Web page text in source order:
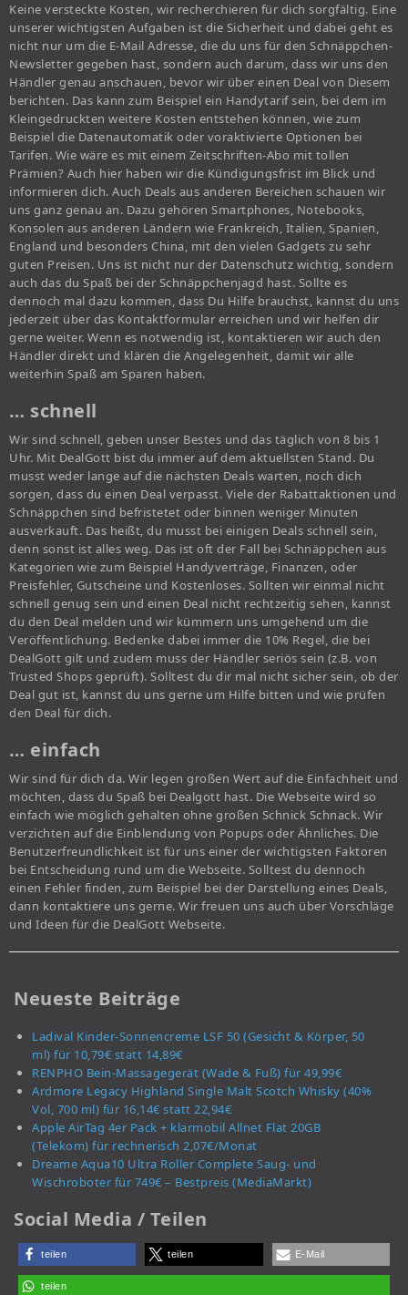
Keine versteckte Kosten, wir recherchieren für dich sorgfältig. Eine
unserer wichtigsten Aufgaben ist die Sicherheit und dabei geht es
nicht nur um die E-Mail Adresse, die du uns für den Schnäppchen-
Newsletter gegeben hast, sondern auch darum, dass wir uns den
Händler genau anschauen, bevor wir über einen Deal von Diesem
berichten. Das kann zum Beispiel ein Handytarif sein, bei dem im
Kleingedruckten weitere Kosten entstehen können, wie zum
Beispiel die Datenautomatik oder voraktivierte Optionen bei
Tarifen. Wie wäre es mit einem Zeitschriften-Abo mit tollen
Prämien? Auch hier haben wir die Kündigungsfrist im Blick und
informieren dich. Auch Deals aus anderen Bereichen schauen wir
uns ganz genau an. Dazu gehören Smartphones, Notebooks,
Konsolen aus anderen Ländern wie Frankreich, Italien, Spanien,
England und besonders China, mit den vielen Gadgets zu sehr
guten Preisen. Uns ist nicht nur der Datenschutz wichtig, sondern
auch das du Spaß bei der Schnäppchenjagd hast. Sollte es
dennoch mal dazu kommen, dass Du Hilfe brauchst, kannst du uns
jederzeit über das Kontaktformular erreichen und wir helfen dir
gerne weiter. Wenn es notwendig ist, kontaktieren wir auch den
Händler direkt und klären die Angelegenheit, damit wir alle
weiterhin Spaß am Sparen haben.
… schnell
Wir sind schnell, geben unser Bestes und das täglich von 8 bis 1
Uhr. Mit DealGott bist du immer auf dem aktuellsten Stand. Du
musst weder lange auf die nächsten Deals warten, noch dich
sorgen, dass du einen Deal verpasst. Viele der Rabattaktionen und
Schnäppchen sind befristetet oder binnen weniger Minuten
ausverkauft. Das heißt, du musst bei einigen Deals schnell sein,
denn sonst ist alles weg. Das ist oft der Fall bei Schnäppchen aus
Kategorien wie zum Beispiel Handyverträge, Finanzen, oder
Preisfehler, Gutscheine und Kostenloses. Sollten wir einmal nicht
schnell genug sein und einen Deal nicht rechtzeitig sehen, kannst
du den Deal melden und wir kümmern uns umgehend um die
Veröffentlichung. Bedenke dabei immer die 10% Regel, die bei
DealGott gilt und zudem muss der Händler seriös sein (z.B. von
Trusted Shops geprüft). Solltest du dir mal nicht sicher sein, ob der
Deal gut ist, kannst du uns gerne um Hilfe bitten und wie prüfen
den Deal für dich.
… einfach
Wir sind für dich da. Wir legen großen Wert auf die Einfachheit und
möchten, dass du Spaß bei Dealgott hast. Die Webseite wird so
einfach wie möglich gehalten ohne großen Schnick Schnack. Wir
verzichten auf die Einblendung von Popups oder Ähnliches. Die
Benutzerfreundlichkeit ist für uns einer der wichtigsten Faktoren
bei Entscheidung rund um die Webseite. Solltest du dennoch
einen Fehler finden, zum Beispiel bei der Darstellung eines Deals,
dann kontaktiere uns gerne. Wir freuen uns auch über Vorschläge
und Ideen für die DealGott Webseite.
Neueste Beiträge
Ladival Kinder-Sonnencreme LSF 50 (Gesicht & Körper, 50
ml) für 10,79€ statt 14,89€
RENPHO Bein-Massagegerät (Wade & Fuß) für 49,99€
Ardmore Legacy Highland Single Malt Scotch Whisky (40%
Vol, 700 ml) für 16,14€ statt 22,94€
Apple AirTag 4er Pack + klarmobil Allnet Flat 20GB
(Telekom) für rechnerisch 2,07€/Monat
Dreame Aqua10 Ultra Roller Complete Saug- und
Wischroboter für 749€ – Bestpreis (MediaMarkt)
Social Media / Teilen
teilen teilen E-Mail
teilen